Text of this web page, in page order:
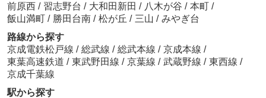
前原西 / 習志野台 / 大和田新田 / 八木が谷 / 本町 /
飯山満町 / 勝田台南 / 松が丘 / 三山 / みやぎ台
路線から探す
京成電鉄松戸線 / 総武線 / 総武本線 / 京成本線 /
東葉高速鉄道 / 東武野田線 / 京葉線 / 武蔵野線 / 東西線 /
京成千葉線
駅から探す